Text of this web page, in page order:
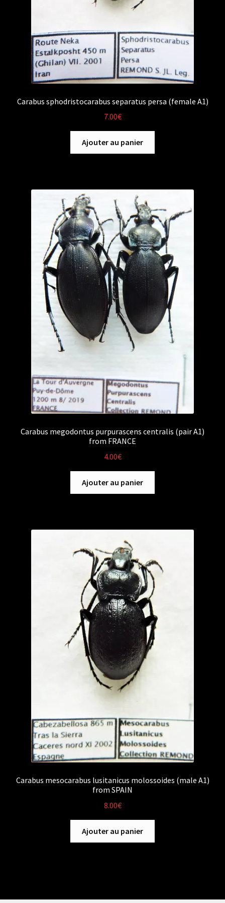
Carabus sphodristocarabus separatus persa (female A1)
7.00€
Ajouter au panier
Carabus megodontus purpurascens centralis (pair A1)
from FRANCE
4.00€
Ajouter au panier
Carabus mesocarabus lusitanicus molossoides (male A1)
from SPAIN
8.00€
Ajouter au panier